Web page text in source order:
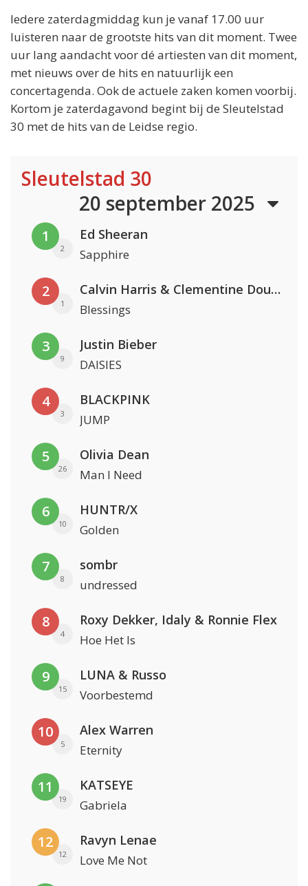
Iedere zaterdagmiddag kun je vanaf 17.00 uur
luisteren naar de grootste hits van dit moment. Twee
uur lang aandacht voor dé artiesten van dit moment,
met nieuws over de hits en natuurlijk een
concertagenda. Ook de actuele zaken komen voorbij.
Kortom je zaterdagavond begint bij de Sleutelstad
30 met de hits van de Leidse regio.
Sleutelstad 30
20 september 2025
1
2
Ed Sheeran
Sapphire
2
1
Calvin Harris & Clementine Douglas
Blessings
3
9
Justin Bieber
DAISIES
4
3
BLACKPINK
JUMP
5
26
Olivia Dean
Man I Need
6
10
HUNTR/X
Golden
7
8
sombr
undressed
8
4
Roxy Dekker, Idaly & Ronnie Flex
Hoe Het Is
9
15
LUNA & Russo
Voorbestemd
10
5
Alex Warren
Eternity
11
19
KATSEYE
Gabriela
12
12
Ravyn Lenae
Love Me Not